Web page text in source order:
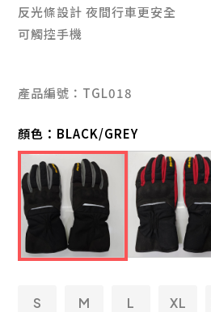
反光條設計 夜間行車更安全
可觸控手機
產品編號：TGL018
顏色： BLACK/GREY
S M L XL